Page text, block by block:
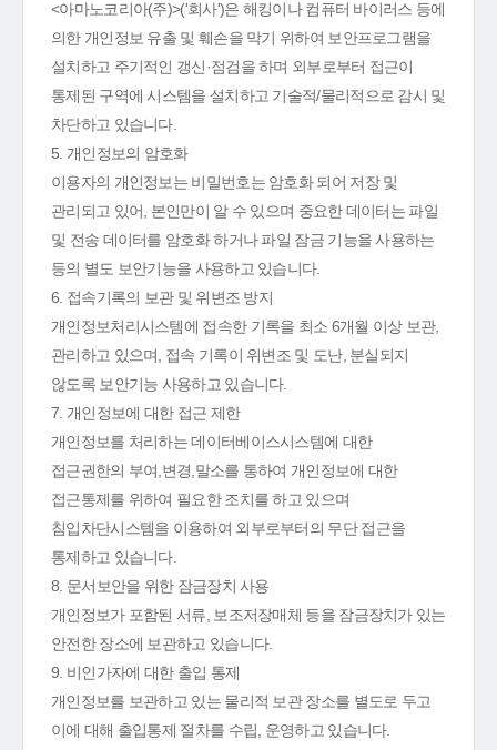
<아마노코리아(주)>('회사')은 해킹이나 컴퓨터 바이러스 등에
의한 개인정보 유출 및 훼손을 막기 위하여 보안프로그램을
설치하고 주기적인 갱신·점검을 하며 외부로부터 접근이
통제된 구역에 시스템을 설치하고 기술적/물리적으로 감시 및
차단하고 있습니다.
5. 개인정보의 암호화
이용자의 개인정보는 비밀번호는 암호화 되어 저장 및
관리되고 있어, 본인만이 알 수 있으며 중요한 데이터는 파일
및 전송 데이터를 암호화 하거나 파일 잠금 기능을 사용하는
등의 별도 보안기능을 사용하고 있습니다.
6. 접속기록의 보관 및 위변조 방지
개인정보처리시스템에 접속한 기록을 최소 6개월 이상 보관,
관리하고 있으며, 접속 기록이 위변조 및 도난, 분실되지
않도록 보안기능 사용하고 있습니다.
7. 개인정보에 대한 접근 제한
개인정보를 처리하는 데이터베이스시스템에 대한
접근권한의 부여,변경,말소를 통하여 개인정보에 대한
접근통제를 위하여 필요한 조치를 하고 있으며
침입차단시스템을 이용하여 외부로부터의 무단 접근을
통제하고 있습니다.
8. 문서보안을 위한 잠금장치 사용
개인정보가 포함된 서류, 보조저장매체 등을 잠금장치가 있는
안전한 장소에 보관하고 있습니다.
9. 비인가자에 대한 출입 통제
개인정보를 보관하고 있는 물리적 보관 장소를 별도로 두고
이에 대해 출입통제 절차를 수립, 운영하고 있습니다.